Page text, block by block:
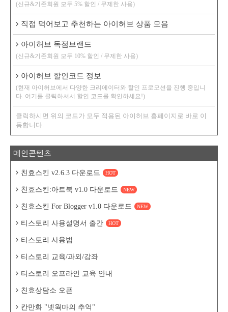
(신규&기존회원 모두 5% 할인 / 무제한 사용)
직접 먹어보고 추천하는 아이허브 상품 모음
아이허브 독점브랜드
(신규&기존회원 모두 10% 할인 / 무제한 사용)
아이허브 할인코드 정보
(현재 아이허브에서 다양한 크리에이터와 할인 프로모션을 진행 중입니
다. 여기를 클릭하셔서 할인 코드를 확인하세요!)
클릭하시면 위의 코드가 모두 적용된 아이허브 홈페이지로 바로 이
동합니다.
메인콘텐츠
친효스킨 v2.6.3 다운로드 HOT
친효스킨:아트북 v1.0 다운로드 NEW
친효스킨 For Blogger v1.0 다운로드 NEW
티스토리 사용설명서 출간 HOT
티스토리 사용법
티스토리 교육/과외/강좌
티스토리 오프라인 교육 안내
친효상담소 오픈
칸만화 "넷웍마의 추억"